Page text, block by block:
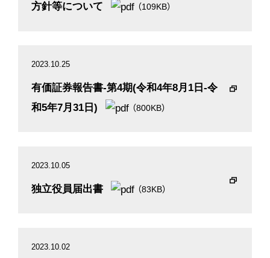
方針等について
（109KB）
2023.10.25
有価証券報告書-第4期(令和4年8月1日-令
和5年7月31日)
（800KB）
2023.10.05
独立役員届出書 （83KB）
2023.10.02